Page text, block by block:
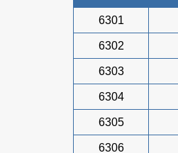
6301
6302
6303
6304
6305
6306